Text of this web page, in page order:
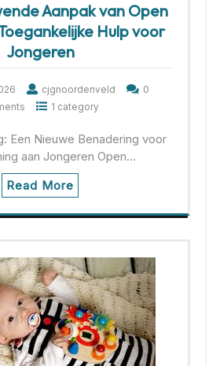
Aanpak van Open
Hulp voor
Jongeren
cjgnoordenveld
0
1 category
Een Nieuwe Benadering voor
aan Jongeren Open…
Read More